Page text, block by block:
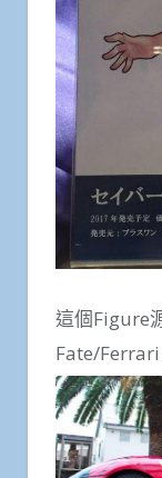
這個Figure
Fate/